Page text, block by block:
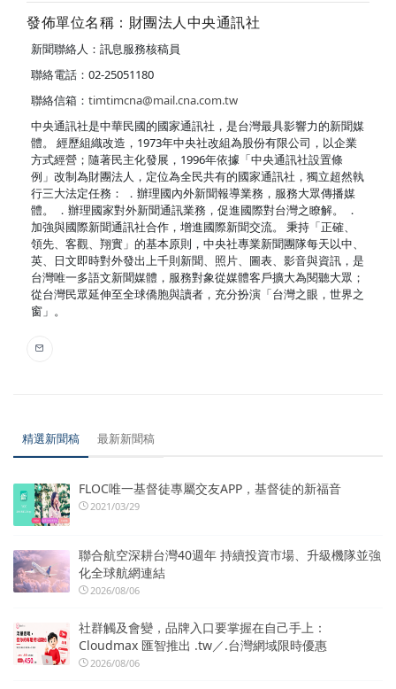
發佈單位名稱：財團法人中央通訊社
新聞聯絡人：訊息服務核稿員
聯絡電話：02-25051180
聯絡信箱： timtimcna@mail.cna.com.tw
中央通訊社是中華民國的國家通訊社，是台灣最具影響力的新聞媒
體。 經歷組織改造，1973年中央社改組為股份有限公司，以企業
方式經營；隨著民主化發展，1996年依據「中央通訊社設置條
例」改制為財團法人，定位為全民共有的國家通訊社，獨立超然執
行三大法定任務： ．辦理國內外新聞報導業務，服務大眾傳播媒
體。 ．辦理國家對外新聞通訊業務，促進國際對台灣之瞭解。 ．
加強與國際新聞通訊社合作，增進國際新聞交流。 秉持「正確、
領先、客觀、翔實」的基本原則，中央社專業新聞團隊每天以中、
英、日文即時對外發出上千則新聞、照片、圖表、影音與資訊，是
台灣唯一多語文新聞媒體，服務對象從媒體客戶擴大為閱聽大眾；
從台灣民眾延伸至全球僑胞與讀者，充分扮演「台灣之眼，世界之
窗」。
精選新聞稿 最新新聞稿
FLOC唯一基督徒專屬交友APP，基督徒的新福音
2021/03/29
聯合航空深耕台灣40週年 持續投資市場、升級機隊並強
化全球航網連結
2026/08/06
社群觸及會變，品牌入口要掌握在自己手上：
Cloudmax 匯智推出 .tw／.台灣網域限時優惠
2026/08/06